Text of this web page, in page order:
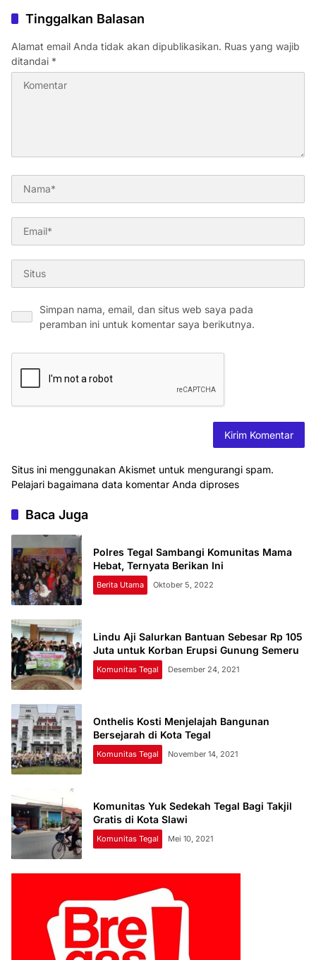
Tinggalkan Balasan
Alamat email Anda tidak akan dipublikasikan. Ruas yang wajib
ditandai *
Simpan nama, email, dan situs web saya pada
peramban ini untuk komentar saya berikutnya.
Situs ini menggunakan Akismet untuk mengurangi spam.
Pelajari bagaimana data komentar Anda diproses
Baca Juga
Polres Tegal Sambangi Komunitas Mama
Hebat, Ternyata Berikan Ini
Berita Utama Oktober 5, 2022
Lindu Aji Salurkan Bantuan Sebesar Rp 105
Juta untuk Korban Erupsi Gunung Semeru
Komunitas Tegal Desember 24, 2021
Onthelis Kosti Menjelajah Bangunan
Bersejarah di Kota Tegal
Komunitas Tegal November 14, 2021
Komunitas Yuk Sedekah Tegal Bagi Takjil
Gratis di Kota Slawi
Komunitas Tegal Mei 10, 2021